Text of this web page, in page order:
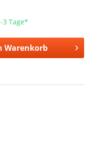
3 Tage*
Warenkorb